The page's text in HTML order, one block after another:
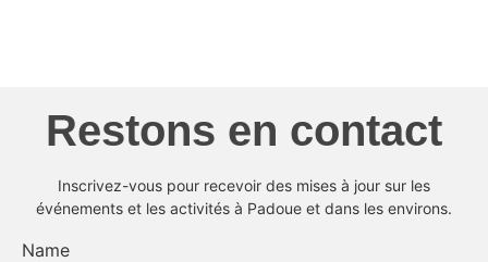
Restons en contact
Inscrivez-vous pour recevoir des mises à jour sur les
événements et les activités à Padoue et dans les environs.
Name